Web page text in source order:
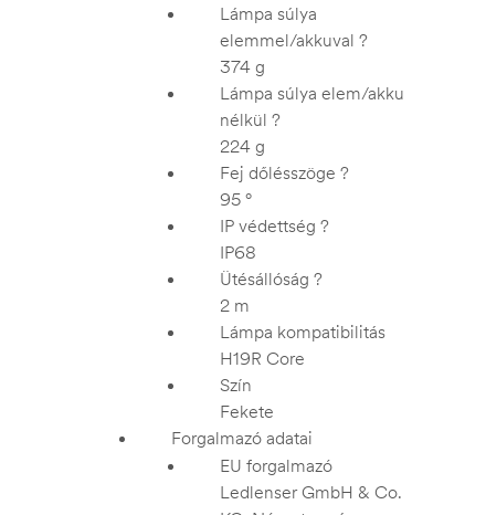
Lámpa súlya
elemmel/akkuval ?
374 g
Lámpa súlya elem/akku
nélkül ?
224 g
Fej dőlésszöge ?
95 °
IP védettség ?
IP68
Ütésállóság ?
2 m
Lámpa kompatibilitás
H19R Core
Szín
Fekete
Forgalmazó adatai
EU forgalmazó
Ledlenser GmbH & Co.